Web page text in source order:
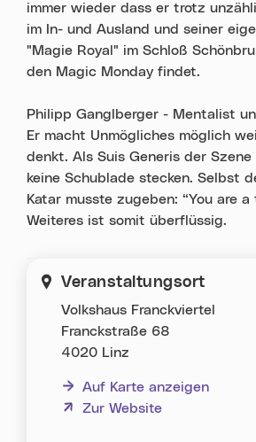
immer wieder dass er trotz
im In- und Ausland und seiner
"Magie Royal" im Schloß
den Magic Monday findet.
Philipp Ganglberger - Mentalist
Er macht Unmögliches möglich
denkt. Als Suis Generis der
keine Schublade stecken. Selbst
Katar musste zugeben: “You are
Weiteres ist somit überflüssig.
Veranstaltungsort
Volkshaus Franckviertel
Franckstraße 68
4020 Linz
Auf Karte anzeigen
Zur Website
(neues Fenster)